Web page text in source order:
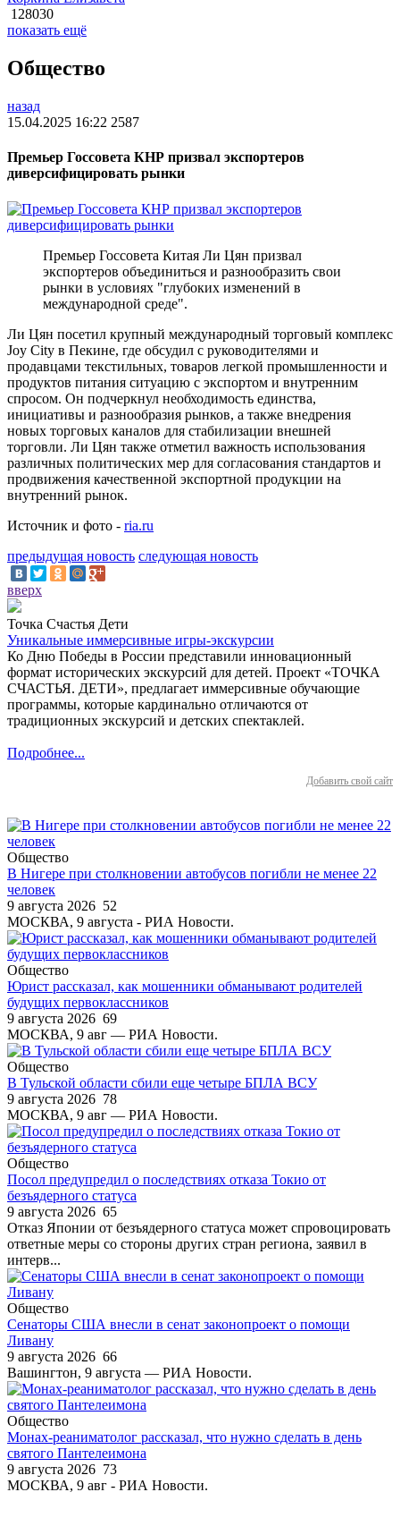
128030
показать ещё
Общество
назад
15.04.2025 16:22 2587
Премьер Госсовета КНР призвал экспортеров
диверсифицировать рынки
Премьер Госсовета Китая Ли Цян призвал
экспортеров объединиться и разнообразить свои
рынки в условиях "глубоких изменений в
международной среде".
Ли Цян посетил крупный международный торговый комплекс
Joy City в Пекине, где обсудил с руководителями и
продавцами текстильных, товаров легкой промышленности и
продуктов питания ситуацию с экспортом и внутренним
спросом. Он подчеркнул необходимость единства,
инициативы и разнообразия рынков, а также внедрения
новых торговых каналов для стабилизации внешней
торговли. Ли Цян также отметил важность использования
различных политических мер для согласования стандартов и
продвижения качественной экспортной продукции на
внутренний рынок.
Источник и фото - ria.ru
предыдущая новость следующая новость
вверх
Точка Счастья Дети
Уникальные иммерсивные игры-экскурсии
Ко Дню Победы в России представили инновационный
формат исторических экскурсий для детей. Проект «ТОЧКА
СЧАСТЬЯ. ДЕТИ», предлагает иммерсивные обучающие
программы, которые кардинально отличаются от
традиционных экскурсий и детских спектаклей.
Подробнее...
Добавить свой сайт
Общество
В Нигере при столкновении автобусов погибли не менее 22
человек
9 августа 2026 52
МОСКВА, 9 августа - РИА Новости.
Общество
Юрист рассказал, как мошенники обманывают родителей
будущих первоклассников
9 августа 2026 69
МОСКВА, 9 авг — РИА Новости.
Общество
В Тульской области сбили еще четыре БПЛА ВСУ
9 августа 2026 78
МОСКВА, 9 авг — РИА Новости.
Общество
Посол предупредил о последствиях отказа Токио от
безъядерного статуса
9 августа 2026 65
Отказ Японии от безъядерного статуса может спровоцировать
ответные меры со стороны других стран региона, заявил в
интерв...
Общество
Сенаторы США внесли в сенат законопроект о помощи
Ливану
9 августа 2026 66
Вашингтон, 9 августа — РИА Новости.
Общество
Монах-реаниматолог рассказал, что нужно сделать в день
святого Пантелеимона
9 августа 2026 73
МОСКВА, 9 авг - РИА Новости.